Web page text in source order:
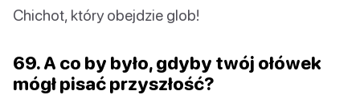
Chichot, który obejdzie glob!
69. A co by było, gdyby twój ołówek
mógł pisać przyszłość?